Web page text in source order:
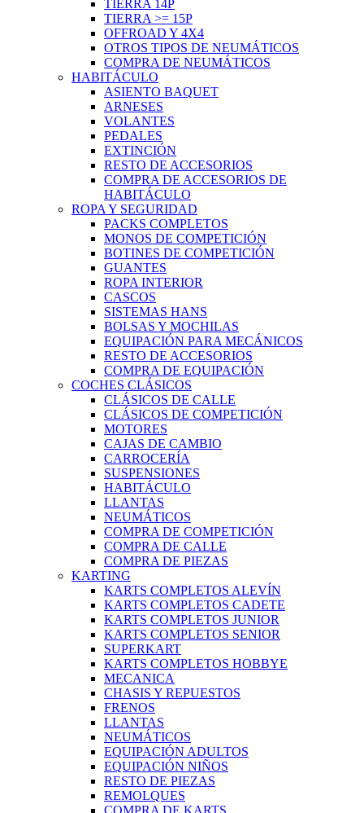
TIERRA 14P
TIERRA >= 15P
OFFROAD Y 4X4
OTROS TIPOS DE NEUMÁTICOS
COMPRA DE NEUMÁTICOS
HABITÁCULO
ASIENTO BAQUET
ARNESES
VOLANTES
PEDALES
EXTINCIÓN
RESTO DE ACCESORIOS
COMPRA DE ACCESORIOS DE
HABITÁCULO
ROPA Y SEGURIDAD
PACKS COMPLETOS
MONOS DE COMPETICIÓN
BOTINES DE COMPETICIÓN
GUANTES
ROPA INTERIOR
CASCOS
SISTEMAS HANS
BOLSAS Y MOCHILAS
EQUIPACIÓN PARA MECÁNICOS
RESTO DE ACCESORIOS
COMPRA DE EQUIPACIÓN
COCHES CLÁSICOS
CLÁSICOS DE CALLE
CLÁSICOS DE COMPETICIÓN
MOTORES
CAJAS DE CAMBIO
CARROCERÍA
SUSPENSIONES
HABITÁCULO
LLANTAS
NEUMÁTICOS
COMPRA DE COMPETICIÓN
COMPRA DE CALLE
COMPRA DE PIEZAS
KARTING
KARTS COMPLETOS ALEVÍN
KARTS COMPLETOS CADETE
KARTS COMPLETOS JUNIOR
KARTS COMPLETOS SENIOR
SUPERKART
KARTS COMPLETOS HOBBYE
MECANICA
CHASIS Y REPUESTOS
FRENOS
LLANTAS
NEUMÁTICOS
EQUIPACIÓN ADULTOS
EQUIPACIÓN NIÑOS
RESTO DE PIEZAS
REMOLQUES
COMPRA DE KARTS